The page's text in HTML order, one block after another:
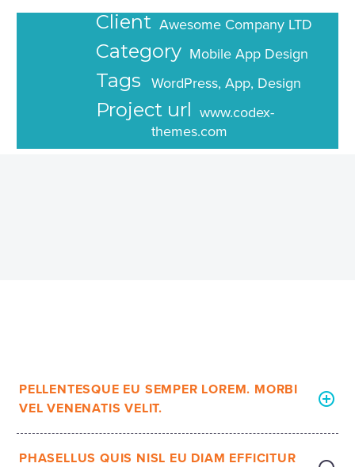
Client Awesome Company LTD
Category Mobile App Design
Tags WordPress, App, Design
Project url www.codex-
themes.com
PELLENTESQUE EU SEMPER LOREM. MORBI
VEL VENENATIS VELIT.
PHASELLUS QUIS NISL EU DIAM EFFICITUR